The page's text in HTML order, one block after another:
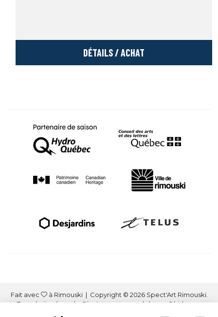
DÉTAILS / ACHAT
Fait avec
à Rimouski | Copyright © 2026 Spect'Art Rimouski.
Tous droits réservés. Site Internet propulsé par :Okidoo.ca